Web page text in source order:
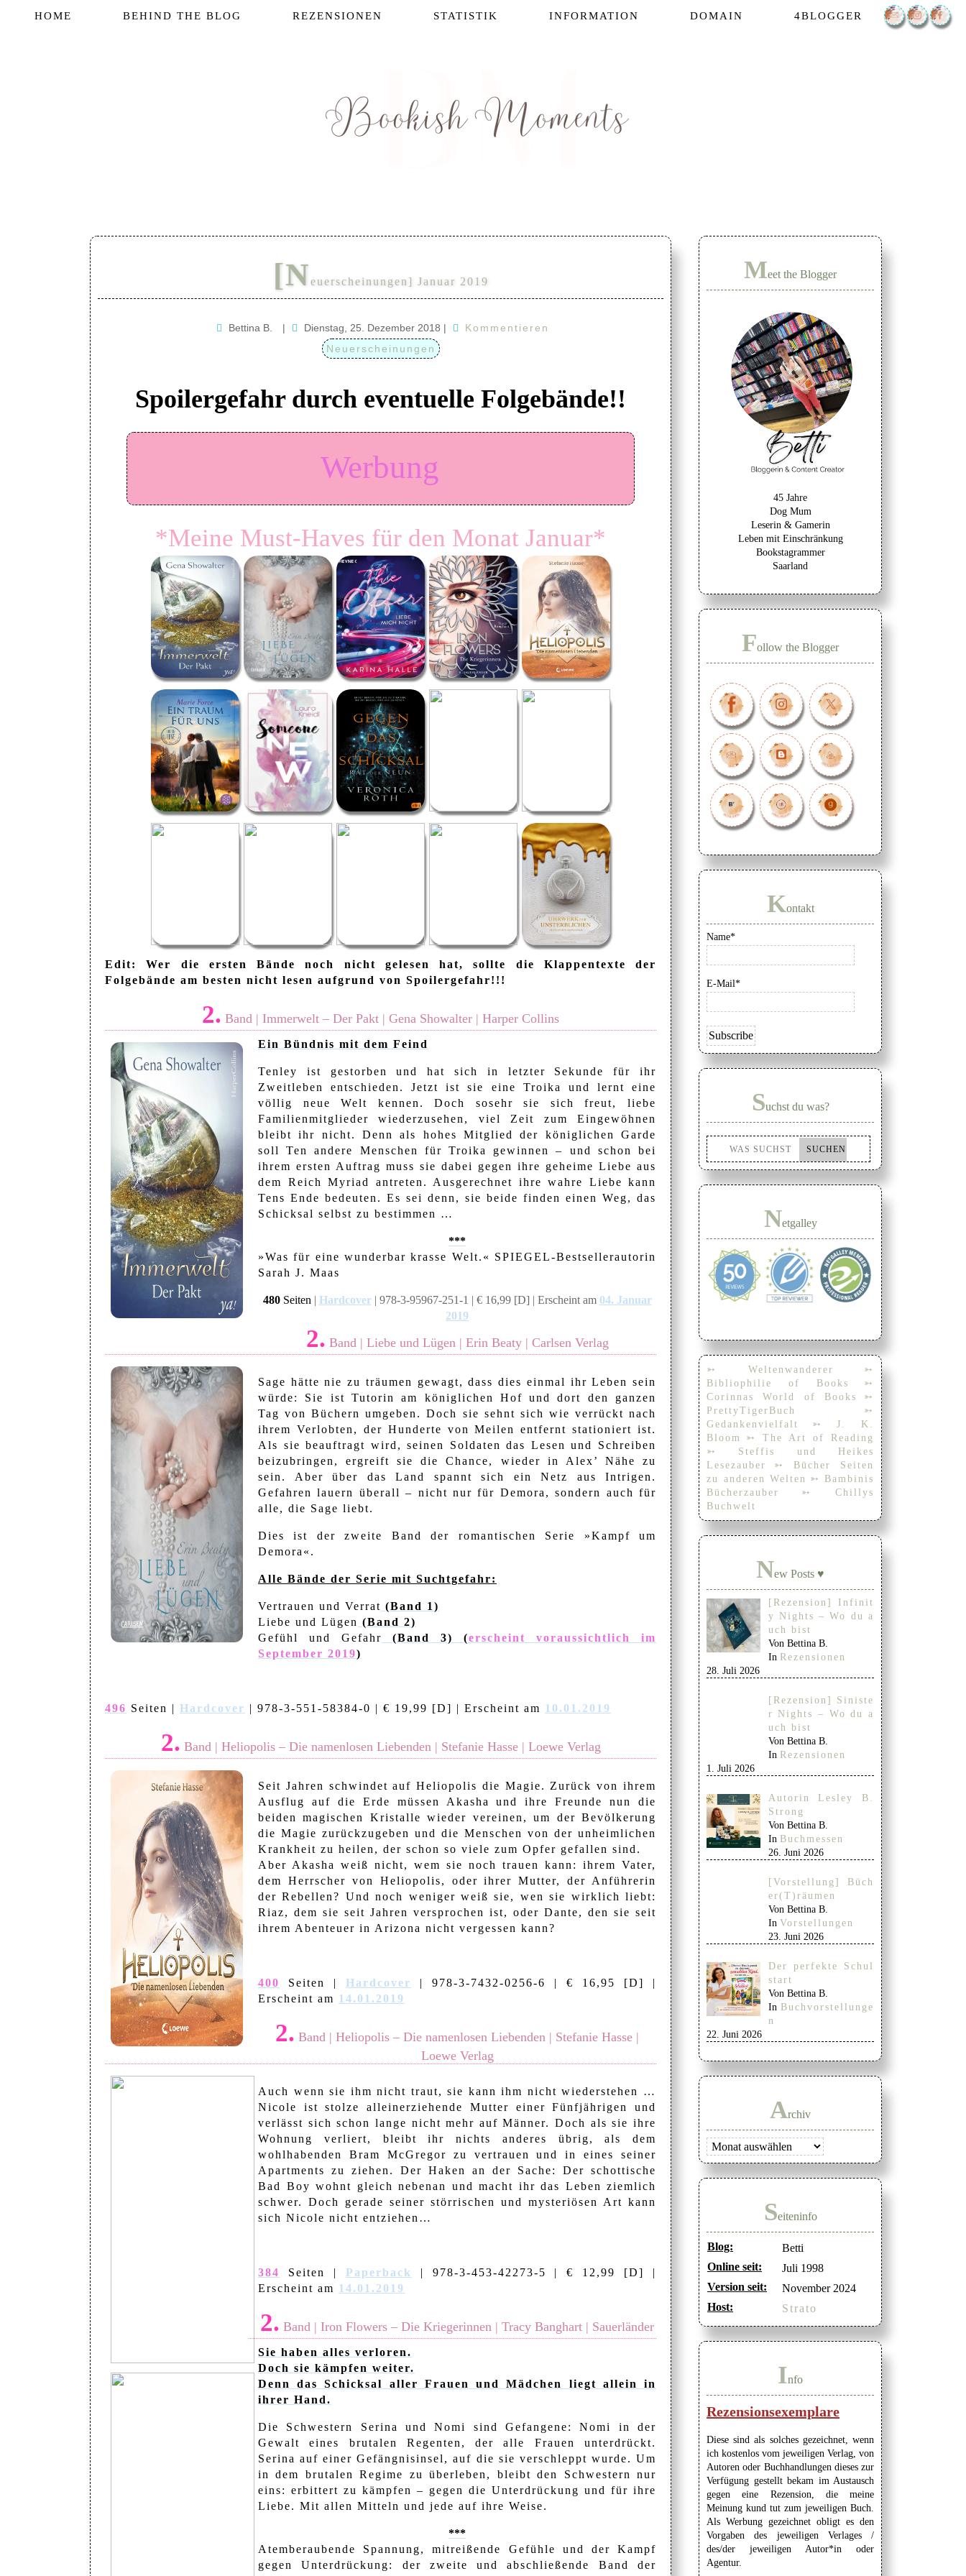
HOME BEHIND THE BLOG REZENSIONEN STATISTIK INFORMATION DOMAIN 4BLOGGER
[Neuerscheinungen] Januar 2019
Bettina B. | Dienstag, 25. Dezember 2018 |
Kommentieren
Neuerscheinungen
Spoilergefahr durch eventuelle Folgebände!!
Werbung
*Meine Must-Haves für den Monat Januar*
Edit: Wer die ersten Bände noch nicht gelesen hat, sollte die Klappentexte der
Folgebände am besten nicht lesen aufgrund von Spoilergefahr!!!
2. Band | Immerwelt – Der Pakt | Gena Showalter | Harper Collins
Ein Bündnis mit dem Feind
Tenley ist gestorben und hat sich in letzter Sekunde für ihr
Zweitleben entschieden. Jetzt ist sie eine Troika und lernt eine
völlig neue Welt kennen. Doch sosehr sie sich freut, liebe
Familienmitglieder wiederzusehen, viel Zeit zum Eingewöhnen
bleibt ihr nicht. Denn als hohes Mitglied der königlichen Garde
soll Ten andere Menschen für Troika gewinnen – und schon bei
ihrem ersten Auftrag muss sie dabei gegen ihre geheime Liebe aus
dem Reich Myriad antreten. Ausgerechnet ihre wahre Liebe kann
Tens Ende bedeuten. Es sei denn, sie beide finden einen Weg, das
Schicksal selbst zu bestimmen …
***
»Was für eine wunderbar krasse Welt.« SPIEGEL-Bestsellerautorin
Sarah J. Maas
480 Seiten | Hardcover| 978-3-95967-251-1 | € 16,99 [D] | Erscheint am 04. Januar
2019
2. Band | Liebe und Lügen | Erin Beaty | Carlsen Verlag
Sage hätte nie zu träumen gewagt, dass dies einmal ihr Leben sein
würde: Sie ist Tutorin am königlichen Hof und dort den ganzen
Tag von Büchern umgeben. Doch sie sehnt sich wie verrückt nach
ihrem Verlobten, der Hunderte von Meilen entfernt stationiert ist.
Als sie beauftragt wird, seinen Soldaten das Lesen und Schreiben
beizubringen, ergreift sie die Chance, wieder in Alex’ Nähe zu
sein. Aber über das Land spannt sich ein Netz aus Intrigen.
Gefahren lauern überall – nicht nur für Demora, sondern auch für
alle, die Sage liebt.
Dies ist der zweite Band der romantischen Serie »Kampf um
Demora«.
Alle Bände der Serie mit Suchtgefahr:
Vertrauen und Verrat (Band 1)
Liebe und Lügen (Band 2)
Gefühl und Gefahr (Band 3) (erscheint voraussichtlich im
September 2019)
496 Seiten | Hardcover | 978-3-551-58384-0 | € 19,99 [D] | Erscheint am 10.01.2019
2. Band | Heliopolis – Die namenlosen Liebenden | Stefanie Hasse | Loewe Verlag
Seit Jahren schwindet auf Heliopolis die Magie. Zurück von ihrem
Ausflug auf die Erde müssen Akasha und ihre Freunde nun die
beiden magischen Kristalle wieder vereinen, um der Bevölkerung
die Magie zurückzugeben und die Menschen von der unheimlichen
Krankheit zu heilen, der schon so viele zum Opfer gefallen sind.
Aber Akasha weiß nicht, wem sie noch trauen kann: ihrem Vater,
dem Herrscher von Heliopolis, oder ihrer Mutter, der Anführerin
der Rebellen? Und noch weniger weiß sie, wen sie wirklich liebt:
Riaz, dem sie seit Jahren versprochen ist, oder Dante, den sie seit
ihrem Abenteuer in Arizona nicht vergessen kann?
400 Seiten | Hardcover
| 978-3-7432-0256-6 | € 16,95 [D] |
Erscheint am 14.01.2019
2. Band | Heliopolis – Die namenlosen Liebenden | Stefanie Hasse |
Loewe Verlag
Auch wenn sie ihm nicht traut, sie kann ihm nicht wiederstehen …
Nicole ist stolze alleinerziehende Mutter einer Fünfjährigen und
verlässt sich schon lange nicht mehr auf Männer. Doch als sie ihre
Wohnung verliert, bleibt ihr nichts anderes übrig, als dem
wohlhabenden Bram McGregor zu vertrauen und in eines seiner
Apartments zu ziehen. Der Haken an der Sache: Der schottische
Bad Boy wohnt gleich nebenan und macht ihr das Leben ziemlich
schwer. Doch gerade seiner störrischen und mysteriösen Art kann
sich Nicole nicht entziehen…
384 Seiten | Paperback
| 978-3-453-42273-5 | € 12,99 [D] |
Erscheint am 14.01.2019
2. Band | Iron Flowers – Die Kriegerinnen | Tracy Banghart | Sauerländer
Sie haben alles verloren.
Doch sie kämpfen weiter.
Denn das Schicksal aller Frauen und Mädchen liegt allein in
ihrer Hand.
Die Schwestern Serina und Nomi sind Gefangene: Nomi in der
Gewalt eines brutalen Regenten, der alle Frauen unterdrückt.
Serina auf einer Gefängnisinsel, auf die sie verschleppt wurde. Um
in dem brutalen Regime zu überleben, bleibt den Schwestern nur
eins: erbittert zu kämpfen – gegen die Unterdrückung und für ihre
Liebe. Mit allen Mitteln und jede auf ihre Weise.
***
Atemberaubende Spannung, mitreißende Gefühle und der Kampf
gegen Unterdrückung: der zweite und abschließende Band der
Meet the Blogger
45 Jahre
Dog Mum
Leserin & Gamerin
Leben mit Einschränkung
Bookstagrammer
Saarland
Follow the Blogger
Kontakt
Name*
E-Mail*
Suchst du was?
Netgalley
➳ Weltenwanderer
➳
Bibliophilie of Books
➳
Corinnas World of Books
➳
PrettyTigerBuch
➳
Gedankenvielfalt
➳ J. K.
Bloom
➳ The Art of Reading
➳ Steffis und Heikes
Lesezauber
➳ Bücher Seiten
zu anderen Welten ➳ Bambinis
Bücherzauber
➳ Chillys
Buchwelt
New Posts ♥
[Rezension] Infinit
y Nights – Wo du a
uch bist
Von Bettina B.
In Rezensionen
28. Juli 2026
[Rezension] Siniste
r Nights – Wo du a
uch bist
Von Bettina B.
In Rezensionen
1. Juli 2026
Autorin Lesley B.
Strong
Von Bettina B.
In Buchmessen
26. Juni 2026
[Vorstellung] Büch
er(T)räumen
Von Bettina B.
In Vorstellungen
23. Juni 2026
Der perfekte Schul
start
Von Bettina B.
In Buchvorstellunge
n
22. Juni 2026
Archiv
Archiv
Seiteninfo
Blog:
Betti
Online seit:
Juli 1998
Version seit:
November 2024
Host:
Strato
Info
Rezensionsexemplare
Diese sind als solches gezeichnet, wenn
ich kostenlos vom jeweiligen Verlag, von
Autoren oder Buchhandlungen dieses zur
Verfügung gestellt bekam im Austausch
gegen eine Rezension, die meine
Meinung kund tut zum jeweiligen Buch.
Als Werbung gezeichnet obligt es den
Vorgaben des jeweiligen Verlages /
des/der jeweiligen Autor*in oder
Agentur.